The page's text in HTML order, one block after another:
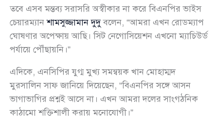
তবে এসব মন্তব্য সরাসরি অস্বীকার না করে বিএনপির ভাইস
চেয়ারম্যানশামসুজ্জামান দুদুবলেন, “আমরা এখন রোডম্যাপ
ঘোষণার অপেক্ষায় আছি। সিট নেগোসিয়েশন এখনো ম্যাচিউর্ড
পর্যায়ে পৌঁছায়নি।”
এদিকে, এনসিপির যুগ্ম মুখ্য সমন্বয়ক খান মোহাম্মদ
মুরসালিন সাফ জানিয়ে দিয়েছেন, “বিএনপির সঙ্গে আসন
ভাগাভাগির প্রশ্নই আসে না। এখন আমরা দলের সাংগঠনিক
কাঠামো শক্তিশালী করায় মনোযোগী।”